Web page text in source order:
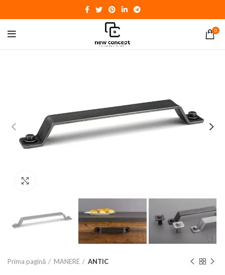
0
Prima pagină MANERE ANTIC